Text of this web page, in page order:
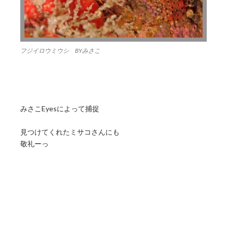
フジイロウミウシ BYみさこ
みさこEyesによって捕捉
見つけてくれたミサコさんにも
敬礼ーっ